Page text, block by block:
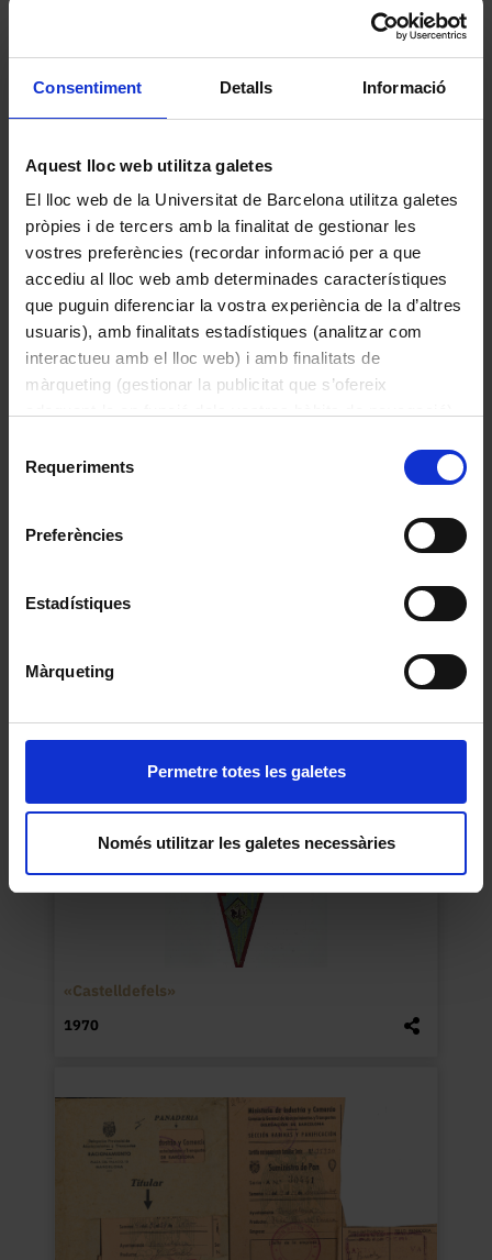
Consentiment Detalls Informació
Aquest lloc web utilitza galetes
El lloc web de la Universitat de Barcelona utilitza galetes
pròpies i de tercers amb la finalitat de gestionar les
vostres preferències (recordar informació per a que
accediu al lloc web amb determinades característiques
que puguin diferenciar la vostra experiència de la d’altres
usuaris), amb finalitats estadístiques (analitzar com
interactueu amb el lloc web) i amb finalitats de
màrqueting (gestionar la publicitat que s’ofereix
consultar laPolítica de galetes del lloc web de la
Requeriments
Preferències
Estadístiques
Màrqueting
Permetre totes les galetes
Només utilitzar les galetes necessàries
Carnet núm. 18 a favor de Joan Maluquer
1937
Cherbourg, Southampton i Bremen
«Castelldefels»
1970